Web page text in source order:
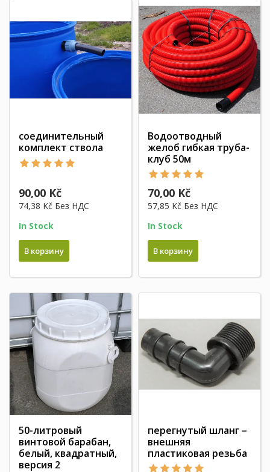
соединительный
комплект ствола
90,00 Kč
74,38 Kč Без НДС
In Stock
В корзину
Водоотводный
желоб гибкая труба-
клуб 50м
70,00 Kč
57,85 Kč Без НДС
In Stock
В корзину
50-литровый
винтовой барабан,
белый, квадратный,
версия 2
перегнутый шланг –
внешняя
пластиковая резьба